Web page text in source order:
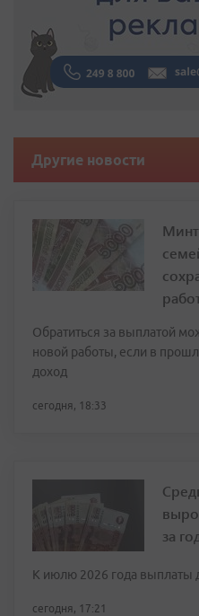
Другие новости
Обратиться за выплатой
новой работы, если в
доход
сегодня, 18:33
за
К июлю 2026 года выплаты
сегодня, 17:21